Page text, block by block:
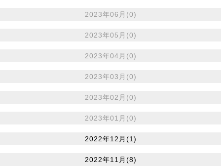
2023年06月(0)
2023年05月(0)
2023年04月(0)
2023年03月(0)
2023年02月(0)
2023年01月(0)
2022年12月(1)
2022年11月(8)